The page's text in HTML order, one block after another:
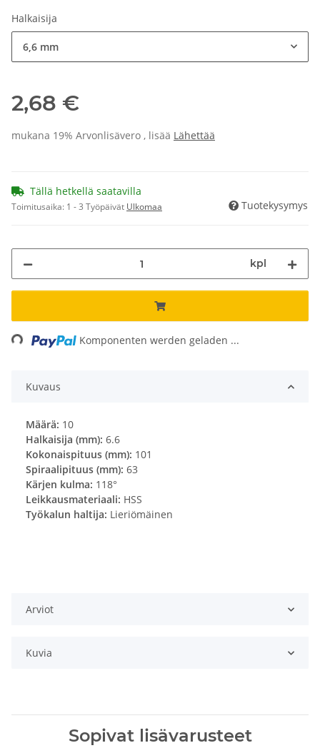
Halkaisija
6,6 mm
2,68 €
mukana 19% Arvonlisävero , lisää Lähettää
Tällä hetkellä saatavilla
Toimitusaika: 1 - 3 Työpäivät Ulkomaa Tuotekysymys
kpl
Komponenten werden geladen ...
Kuvaus
Määrä: 10
Halkaisija (mm): 6.6
Kokonaispituus (mm): 101
Spiraalipituus (mm): 63
Kärjen kulma: 118°
Leikkausmateriaali: HSS
Työkalun haltija: Lieriömäinen
Arviot
Kuvia
Sopivat lisävarusteet